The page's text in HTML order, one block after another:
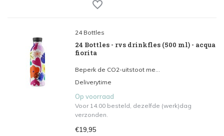
24 Bottles
24 Bottles - rvs drinkfles (500 ml) - acqua
fiorita
Beperk de CO2-uitstoot me...
Deliverytime
Op voorraad
Voor 14.00 besteld, dezelfde (werk)dag
verzonden.
€19,95